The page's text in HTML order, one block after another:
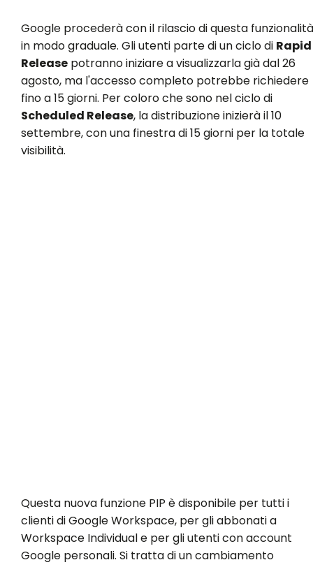
Google procederà con il rilascio di questa funzionalità
in modo graduale. Gli utenti parte di un ciclo di Rapid
Releasepotranno iniziare a visualizzarla già dal 26
agosto, ma l'accesso completo potrebbe richiedere
fino a 15 giorni. Per coloro che sono nel ciclo di
Scheduled Release, la distribuzione inizierà il 10
settembre, con una finestra di 15 giorni per la totale
visibilità.
Questa nuova funzione PIP è disponibile per tutti i
clienti di Google Workspace, per gli abbonati a
Workspace Individual e per gli utenti con account
Google personali. Si tratta di un cambiamento